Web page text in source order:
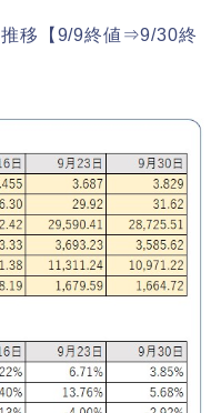
移【9/9終値⇒9/30終